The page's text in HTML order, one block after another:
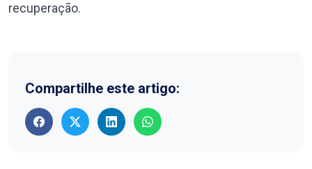
recuperação.
Compartilhe este artigo: